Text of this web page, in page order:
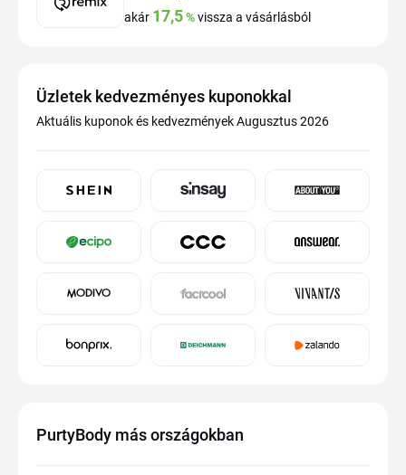
akár 17,5%vissza a vásárlásból
Üzletek kedvezményes kuponokkal
Aktuális kuponok és kedvezmények Augusztus 2026
PurtyBody más országokban